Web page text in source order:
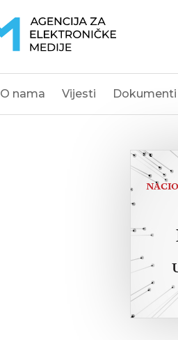
O nama Vijesti Dokumenti